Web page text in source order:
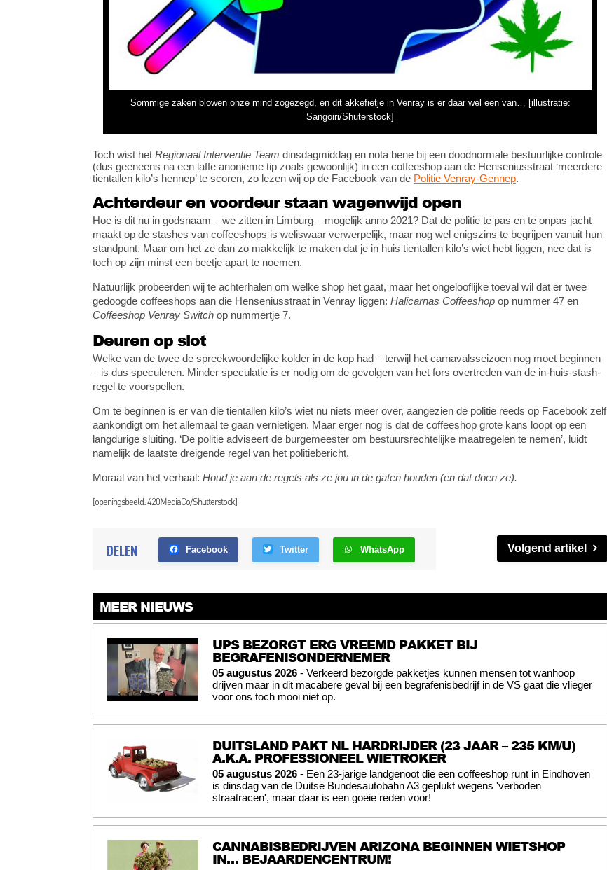
Sommige zaken blowen onze mind zogezegd, en dit akkefietje in Venray is er daar wel een van… [illustratie:
Sangoiri/Shuterstock]
Toch wist het Regionaal Interventie Team dinsdagmiddag en nota bene bij een doodnormale bestuurlijke controle
(dus geeneens na een laffe anonieme tip zoals gewoonlijk) in een coffeeshop aan de Henseniusstraat ‘meerdere
tientallen kilo’s hennep’ te scoren, zo lezen wij op de Facebook van de Politie Venray-Gennep.
Achterdeur en voordeur staan wagenwijd open
Hoe is dit nu in godsnaam – we zitten in Limburg – mogelijk anno 2021? Dat de politie te pas en te onpas jacht
maakt op de stashes van coffeeshops is weliswaar verwerpelijk, maar nog wel enigszins te begrijpen vanuit hun
standpunt. Maar om het ze dan zo makkelijk te maken dat je in huis tientallen kilo’s wiet hebt liggen, nee dat is
toch op zijn minst een beetje apart te noemen.
Natuurlijk probeerden wij te achterhalen om welke shop het gaat, maar het ongelooflijke toeval wil dat er twee
gedoogde coffeeshops aan die Henseniusstraat in Venray liggen: Halicarnas Coffeeshop op nummer 47 en
Coffeeshop Venray Switch op nummertje 7.
Deuren op slot
Welke van de twee de spreekwoordelijke kolder in de kop had – terwijl het carnavalsseizoen nog moet beginnen
– is dus speculeren. Minder speculatie is er nodig om de gevolgen van het fors overtreden van de in-huis-stash-
regel te voorspellen.
Om te beginnen is er van die tientallen kilo’s wiet nu niets meer over, aangezien de politie reeds op Facebook zelf
aankondigt om het allemaal te gaan vernietigen. Maar erger nog is dat de coffeeshop grote kans loopt op een
langdurige sluiting. ‘De politie adviseert de burgemeester om bestuursrechtelijke maatregelen te nemen’, luidt
namelijk de laatste dreigende regel van het politiebericht.
Moraal van het verhaal: Houd je aan de regels als ze jou in de gaten houden (en dat doen ze).
[openingsbeeld: 420MediaCo/Shutterstock]
DELEN Facebook Twitter WhatsApp Volgend artikel
MEER NIEUWS
UPS BEZORGT ERG VREEMD PAKKET BIJ
BEGRAFENISONDERNEMER
05 augustus 2026 - Verkeerd bezorgde pakketjes kunnen mensen tot wanhoop
drijven maar in dit macabere geval bij een begrafenisbedrijf in de VS gaat die vlieger
voor ons toch mooi niet op.
DUITSLAND PAKT NL HARDRIJDER (23 JAAR – 235 KM/U)
A.K.A. PROFESSIONEEL WIETROKER
05 augustus 2026 - Een 23-jarige landgenoot die een coffeeshop runt in Eindhoven
is dinsdag van de Duitse Bundesautobahn A3 geplukt wegens 'verboden
straatracen', maar daar is een goeie reden voor!
CANNABISBEDRIJVEN ARIZONA BEGINNEN WIETSHOP
IN… BEJAARDENCENTRUM!